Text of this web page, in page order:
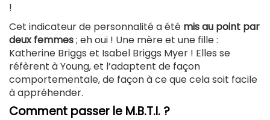
!
Cet indicateur de personnalité a été mis au point par
deux femmes; eh oui ! Une mère et une fille :
Katherine Briggs et Isabel Briggs Myer ! Elles se
réfèrent à Young, et l’adaptent de façon
comportementale, de façon à ce que cela soit facile
à appréhender.
Comment passer le M.B.T.I. ?